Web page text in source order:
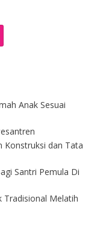
Anak Sesuai
Konstruksi dan Tata
Santri Pemula Di
Tradisional Melatih